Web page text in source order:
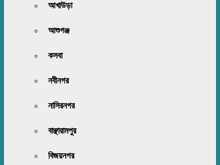
আখাউড়া
আশুগঞ্জ
কসবা
নবীনগর
নাসিরনগর
বাঞ্ছারামপুর
বিজয়নগর